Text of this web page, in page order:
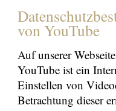
von YouTube
Auf unserer
YouTube ist ein
Einstellen von
Betrachtung dieser